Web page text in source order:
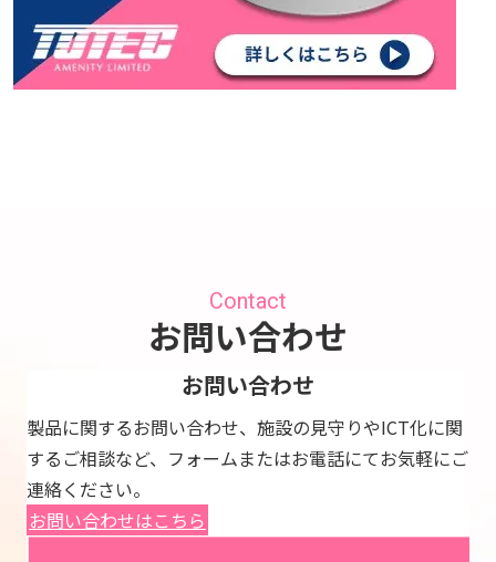
Contact
お問い合わせ
お問い合わせ
製品に関するお問い合わせ、施設の見守りやICT化に関
するご相談など、フォームまたはお電話にてお気軽にご
連絡ください。
お問い合わせはこちら